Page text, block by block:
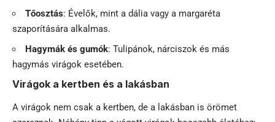
Tőosztás: Évelők, mint a dália vagy a margaréta
szaporítására alkalmas.
Hagymák és gumók: Tulipánok, nárciszok és más
hagymás virágok esetében.
Virágok a kertben és a lakásban
A virágok nem csak a kertben, de a lakásban is örömet